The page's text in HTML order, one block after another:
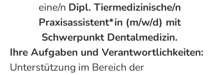
eine/n Dipl. Tiermedizinische/n
Praxisassistent*in (m/w/d) mit
Schwerpunkt Dentalmedizin.
Ihre Aufgaben und Verantwortlichkeiten:
Unterstützung im Bereich der